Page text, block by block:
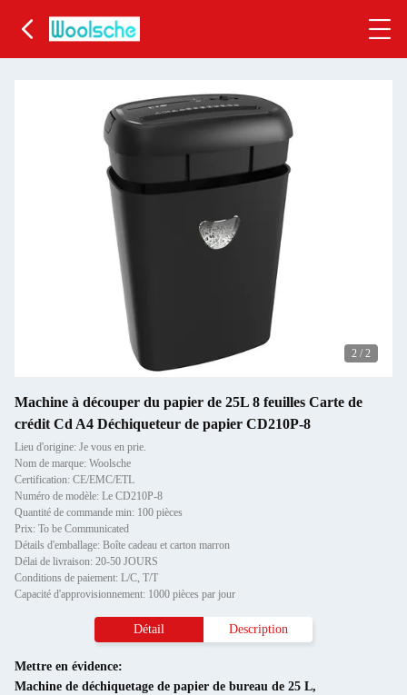
2 / 2
Machine à découper du papier de 25L 8 feuilles Carte de
crédit Cd A4 Déchiqueteur de papier CD210P-8
Lieu d'origine: Je vous en prie.
Nom de marque: Woolsche
Certification: CE/EMC/ETL
Numéro de modèle: Le CD210P-8
Quantité de commande min: 100 pièces
Prix: To be Communicated
Détails d'emballage: Boîte cadeau et carton marron
Délai de livraison: 20-50 JOURS
Conditions de paiement: L/C, T/T
Capacité d'approvisionnement: 1000 pièces par jour
Détail Description
Mettre en évidence:
Machine de déchiquetage de papier de bureau de 25 L,